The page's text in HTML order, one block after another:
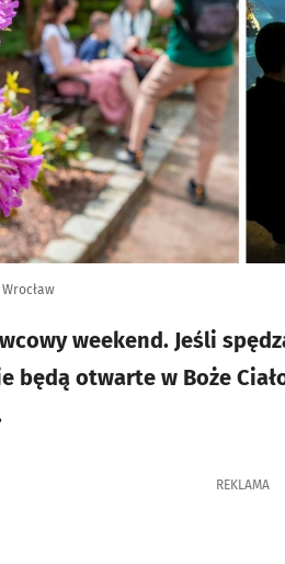
weekend. Jeśli
będą otwarte w Boże
REKLAMA